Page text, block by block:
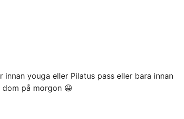
youga eller Pilatus pass eller bara innan
på morgon 😀